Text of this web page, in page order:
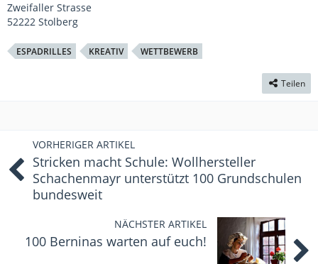
Zweifaller Strasse
52222 Stolberg
ESPADRILLES KREATIV WETTBEWERB
Teilen
VORHERIGER ARTIKEL
Stricken macht Schule: Wollhersteller
Schachenmayr unterstützt 100 Grundschulen
bundesweit
NÄCHSTER ARTIKEL
100 Berninas warten auf euch!